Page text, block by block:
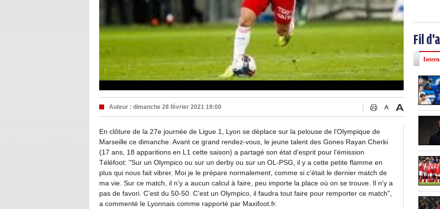
Auteur : dimanche 28 février 2021 19:00
En clôture de la 27e journée de Ligue 1, Lyon se déplace sur la pelouse de l'Olympique de
Marseille ce dimanche. Avant ce grand rendez-vous, le jeune talent des Gones Rayan Cherki
(17 ans, 18 apparitions en L1 cette saison) a partagé son état d'esprit pour l'émission
Téléfoot: "Sur un Olympico ou sur un derby ou sur un OL-PSG, il y a cette petite flamme en
plus qui nous fait vibrer. Moi je le prépare normalement, comme si c’était le dernier match de
ma vie. Sur ce match, il n’y a aucun calcul à faire, peu importe la place où on se trouve. Il n’y a
pas de favori. C’est du 50-50. C’est un Olympico, il faudra tout faire pour remporter ce match",
a commenté le Lyonnais comme rapporté par Maxifoot.fr.
Fil